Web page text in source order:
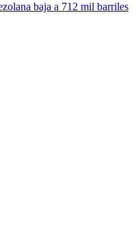
baja a 712 mil barriles